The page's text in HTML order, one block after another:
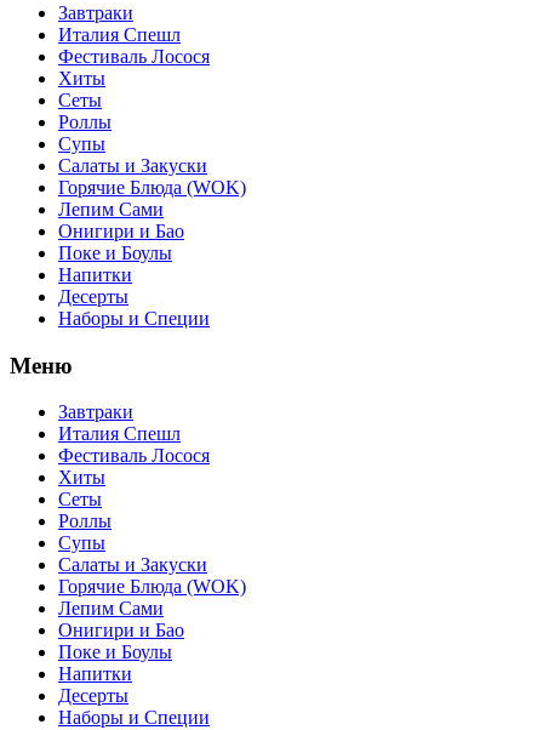
Завтраки
Италия Спешл
Фестиваль Лосося
Хиты
Сеты
Роллы
Супы
Салаты и Закуски
Горячие Блюда (WOK)
Лепим Сами
Онигири и Бао
Поке и Боулы
Напитки
Десерты
Наборы и Специи
Меню
Завтраки
Италия Спешл
Фестиваль Лосося
Хиты
Сеты
Роллы
Супы
Салаты и Закуски
Горячие Блюда (WOK)
Лепим Сами
Онигири и Бао
Поке и Боулы
Напитки
Десерты
Наборы и Специи